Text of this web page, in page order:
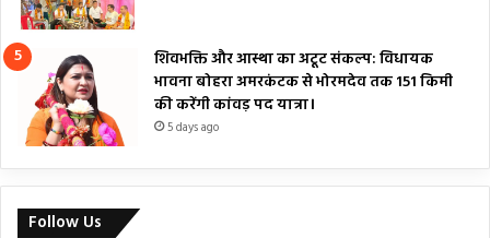
शिवभक्ति और आस्था का अटूट संकल्प: विधायक
भावना बोहरा अमरकंटक से भोरमदेव तक 151 किमी
की करेंगी कांवड़ पद यात्रा।
5 days ago
Follow Us